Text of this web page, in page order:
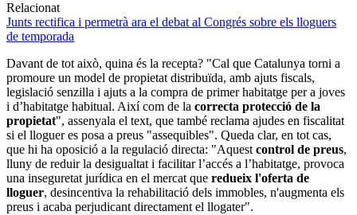
Relacionat
Junts rectifica i permetrà ara el debat al Congrés sobre els lloguers
de temporada
Davant de tot això, quina és la recepta? "Cal que Catalunya torni a
promoure un model de propietat distribuïda, amb ajuts fiscals,
legislació senzilla i ajuts a la compra de primer habitatge per a joves
i d’habitatge habitual. Així com de la correcta protecció de la
propietat", assenyala el text, que també reclama ajudes en fiscalitat
si el lloguer es posa a preus "assequibles". Queda clar, en tot cas,
que hi ha oposició a la regulació directa: "Aquest control de preus,
lluny de reduir la desigualtat i facilitar l’accés a l’habitatge, provoca
una inseguretat jurídica en el mercat que redueix l'oferta de
lloguer, desincentiva la rehabilitació dels immobles, n'augmenta els
preus i acaba perjudicant directament el llogater".